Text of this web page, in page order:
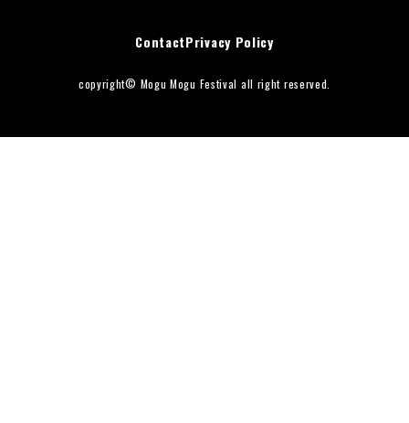
会場マップ
音楽花火＆ドローン
DJアーティスト
ContactPrivacy Policy
copyright© Mogu Mogu Festival all right reserved.